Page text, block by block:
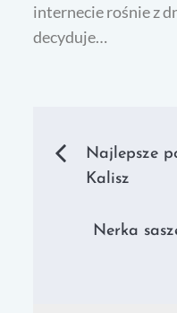
internecie rośnie z
decyduje…
Najlepsze
Kalisz
Nerka